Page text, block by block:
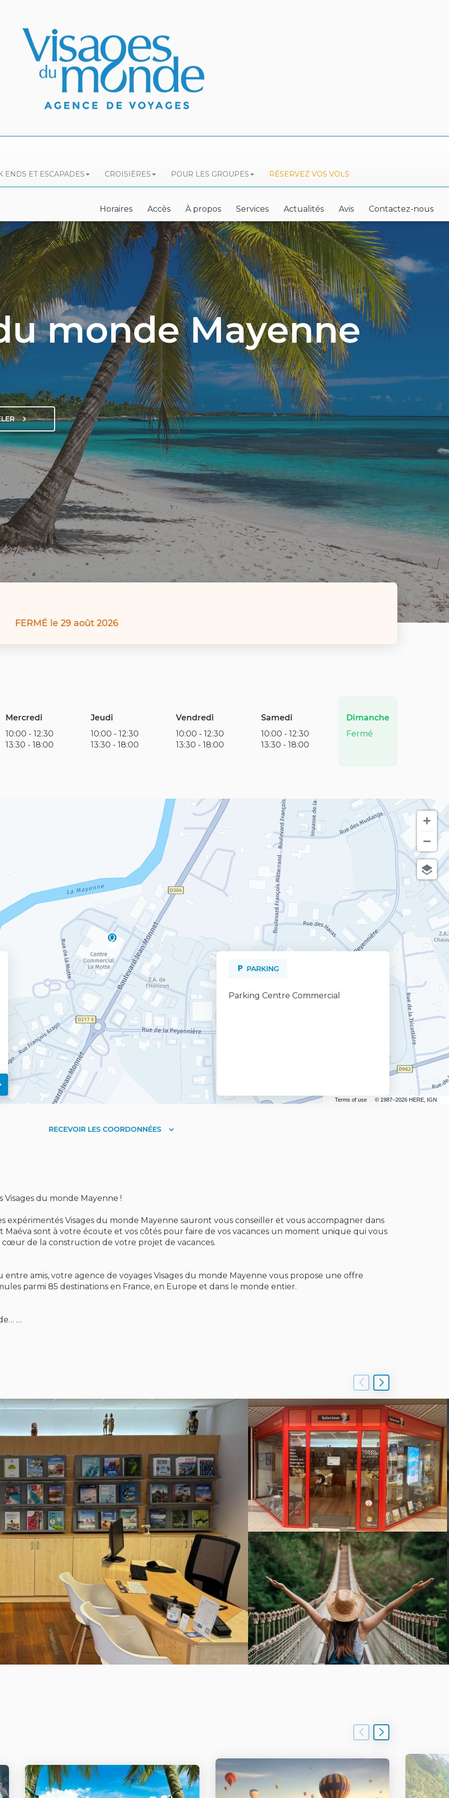
ENDS ET ESCAPADES CROISIÈRES POUR LES GROUPES RÉSERVEZ VOS VOLS
Horaires Accès À propos Services Actualités Avis
Contactez-nous
monde Mayenne
AFFICHER
LE
DE
TÉLÉPHONE
DU
DE
VENTE
VISAGES
DU
MONDE
MAYENNE
FERMÉ le 29 août 2026
Mercredi
10:00 - 12:30
13:30 - 18:00
Jeudi
10:00 - 12:30
13:30 - 18:00
Vendredi
10:00 - 12:30
13:30 - 18:00
Samedi
10:00 - 12:30
13:30 - 18:00
Horaires
d'ouverture
d'aujourd'hui
Dimanche
Fermé
Terms of use © 1987–2026 HERE, IGN
PARKING
Parking Centre Commercial
RECEVOIR LES COORDONNÉES
RECEVOIR
du monde Mayenne !
expérimentés Visages du monde Mayenne sauront vous conseiller et vous accompagner dans
Maéva sont à votre écoute et vos côtés pour faire de vos vacances un moment unique qui vous
cœur de la construction de votre projet de vacances.
entre amis, votre agence de voyages Visages du monde Mayenne vous propose une offre
parmi 85 destinations en France, en Europe et dans le monde entier.
monde vous amèneront à découvrir des cultures diverses, à vous émerveiller devant des lieux
en hôtels clubs vous permettront de prendre du repos, pratiquer vos loisirs favoris tout en
Des vacances farniente dans des eaux cristallines !
ou encore autotours pour découvrir le temps d’un week-end ou plus les capitales d'Europe et
plus belles mers du monde, Méditerranée, Caraïbes, Transatlantique ou encore croisière en
découverte.
sur-mesure Visages du monde Mayenne. Votre agence de voyages est située au Centre
ferons un plaisir de vous accompagner dans la construction de vos prochains souvenirs de
du monde Mayenne.